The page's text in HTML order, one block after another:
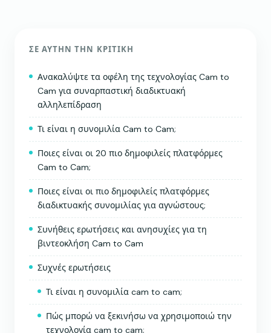
ΣΕ ΑΥΤΉΝ ΤΗΝ ΚΡΙΤΙΚΉ
Ανακαλύψτε τα οφέλη της τεχνολογίας Cam to
Cam για συναρπαστική διαδικτυακή
αλληλεπίδραση
Τι είναι η συνομιλία Cam to Cam;
Ποιες είναι οι 20 πιο δημοφιλείς πλατφόρμες
Cam to Cam;
Ποιες είναι οι πιο δημοφιλείς πλατφόρμες
διαδικτυακής συνομιλίας για αγνώστους;
Συνήθεις ερωτήσεις και ανησυχίες για τη
βιντεοκλήση Cam to Cam
Συχνές ερωτήσεις
Τι είναι η συνομιλία cam to cam;
Πώς μπορώ να ξεκινήσω να χρησιμοποιώ την
τεχνολογία cam to cam;